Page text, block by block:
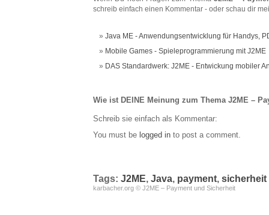
schreib einfach einen Kommentar - oder schau dir
Java ME - Anwendungsentwicklung für Handys,
Mobile Games - Spieleprogrammierung mit J2ME
DAS Standardwerk: J2ME - Entwickung mobiler
Wie ist DEINE Meinung zum Thema J2ME –
Schreib sie einfach als Kommentar:
You must be logged in to post a comment.
Tags: J2ME, Java, payment, sicherheit
karbacher.org © J2ME – Payment und Sicherheit